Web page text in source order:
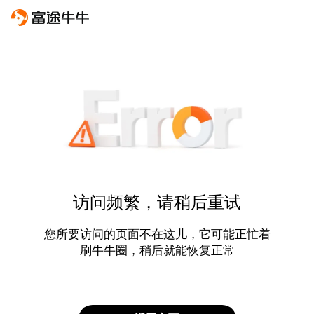
访问频繁，请稍后重试
您所要访问的页面不在这儿，它可能正忙着
刷牛牛圈，稍后就能恢复正常